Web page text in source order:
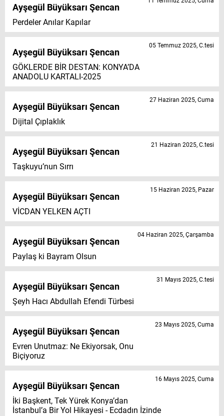
Ayşegül Büyüksarı Şencan
Perdeler Anılar Kapılar
Ayşegül Büyüksarı Şencan
GÖKLERDE BİR DESTAN: KONYA’DA
ANADOLU KARTALI-2025
05 Temmuz 2025, C.tesi
Ayşegül Büyüksarı Şencan
Dijital Çıplaklık
27 Haziran 2025, Cuma
Ayşegül Büyüksarı Şencan
Taşkuyu’nun Sırrı
21 Haziran 2025, C.tesi
Ayşegül Büyüksarı Şencan
VİCDAN YELKEN AÇTI
15 Haziran 2025, Pazar
Ayşegül Büyüksarı Şencan
Paylaş ki Bayram Olsun
04 Haziran 2025, Çarşamba
Ayşegül Büyüksarı Şencan
Şeyh Hacı Abdullah Efendi Türbesi
31 Mayıs 2025, C.tesi
Ayşegül Büyüksarı Şencan
Evren Unutmaz: Ne Ekiyorsak, Onu
Biçiyoruz
23 Mayıs 2025, Cuma
Ayşegül Büyüksarı Şencan
İki Başkent, Tek Yürek Konya’dan
İstanbul’a Bir Yol Hikayesi - Ecdadın İzinde
16 Mayıs 2025, Cuma